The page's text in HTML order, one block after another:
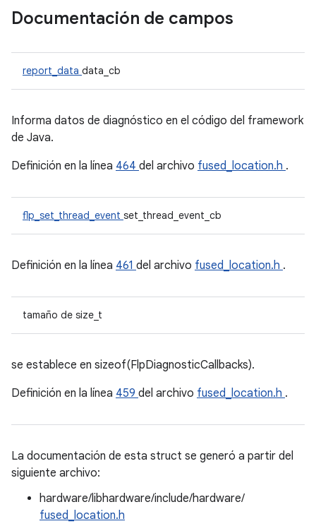
Documentación de campos
report_data data_cb
Informa datos de diagnóstico en el código del framework
de Java.
Definición en la línea 464 del archivo fused_location.h .
flp_set_thread_event set_thread_event_cb
Definición en la línea 461 del archivo fused_location.h .
tamaño de size_t
se establece en sizeof(FlpDiagnosticCallbacks).
Definición en la línea 459 del archivo fused_location.h .
La documentación de esta struct se generó a partir del
siguiente archivo:
hardware/libhardware/include/hardware/
fused_location.h